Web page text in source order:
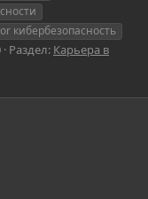
кибербезопасность
Раздел: Карьера в